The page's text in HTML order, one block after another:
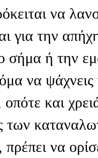
να
για την
σήμα ή την
να ψάχνεις
και
των
πρέπει να